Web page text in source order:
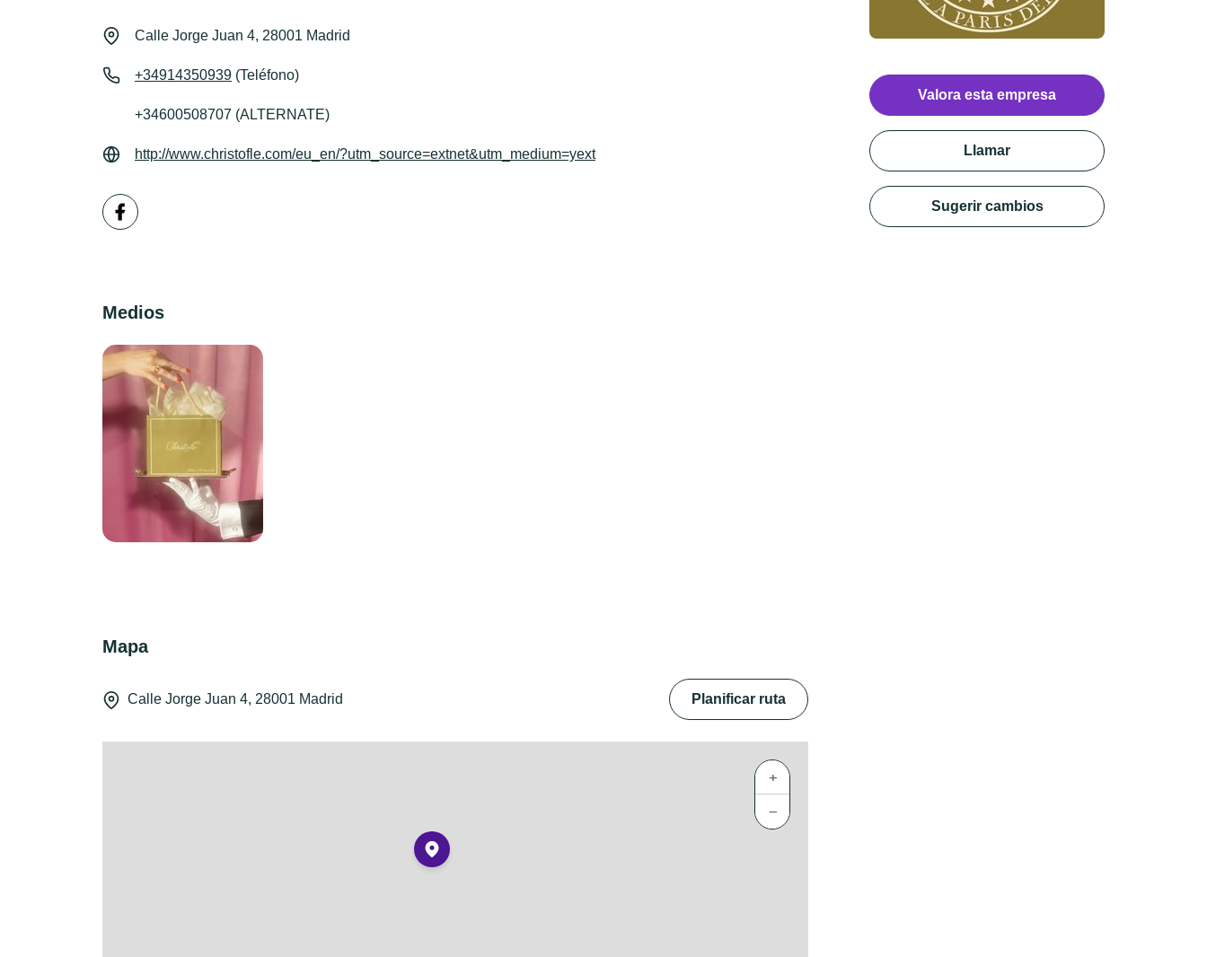
Calle Jorge Juan 4, 28001 Madrid
+34914350939 (Teléfono)
+34600508707 (ALTERNATE)
http://www.christofle.com/eu_en/?utm_source=extnet&utm_medium=yext
Medios
Mapa
Calle Jorge Juan 4, 28001 Madrid Planificar ruta
+
−
Valora esta empresa
Llamar
Sugerir cambios